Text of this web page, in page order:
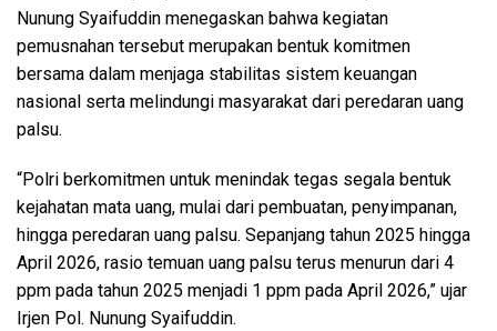
Nunung Syaifuddin menegaskan bahwa kegiatan
pemusnahan tersebut merupakan bentuk komitmen
bersama dalam menjaga stabilitas sistem keuangan
nasional serta melindungi masyarakat dari peredaran uang
palsu.
“Polri berkomitmen untuk menindak tegas segala bentuk
kejahatan mata uang, mulai dari pembuatan, penyimpanan,
hingga peredaran uang palsu. Sepanjang tahun 2025 hingga
April 2026, rasio temuan uang palsu terus menurun dari 4
ppm pada tahun 2025 menjadi 1 ppm pada April 2026,” ujar
Irjen Pol. Nunung Syaifuddin.